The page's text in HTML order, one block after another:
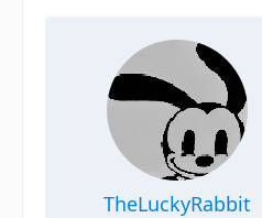
TheLuckyRabbit